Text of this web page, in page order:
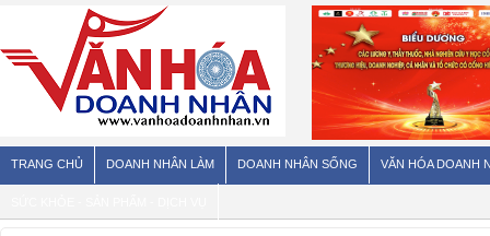
TRANG CHỦ DOANH NHÂN LÀM DOANH NHÂN SỐNG VĂN HÓA DOANH